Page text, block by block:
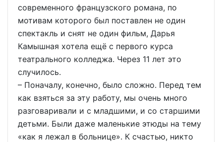
современного французского романа, по
мотивам которого был поставлен не один
спектакль и снят не один фильм, Дарья
Камышная хотела ещё с первого курса
театрального колледжа. Через 11 лет это
случилось.
– Поначалу, конечно, было сложно. Перед тем
как взяться за эту работу, мы очень много
разговаривали и с младшими, и со старшими
детьми. Были даже маленькие этюды на тему
«как я лежал в больнице». К счастью, никто